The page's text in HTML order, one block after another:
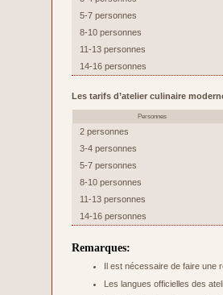
5-7 personnes
8-10 personnes
11-13 personnes
14-16 personnes
Les tarifs d’atelier culinaire
Personnes
2 personnes
3-4 personnes
5-7 personnes
8-10 personnes
11-13 personnes
14-16 personnes
Remarques:
Il est nécessaire de faire une
Les langues officielles des